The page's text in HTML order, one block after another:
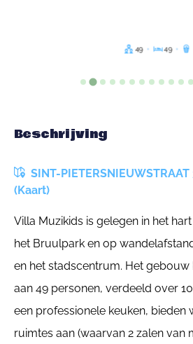
49 49
Beschrijving
SINT-
(Kaart)
Villa Muzikids is gelegen in het
het Bruulpark en op
en het stadscentrum. Het gebouw
aan 49 personen, verdeeld over
een professionele keuken, bieden
ruimtes aan (waarvan 2 zalen van